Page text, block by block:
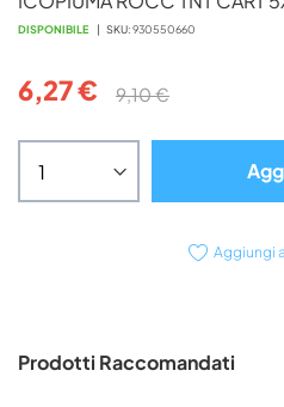
DISPONIBILE SKU 930550660
6,27 € 9,10 €
Aggiungi
della
immagini
Prodotti Raccomandati